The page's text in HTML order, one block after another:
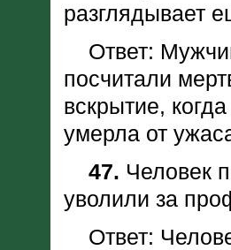
разглядывает
Ответ:
посчитали
вскрытие,
умерла от
47. Человек
уволили за
Ответ: